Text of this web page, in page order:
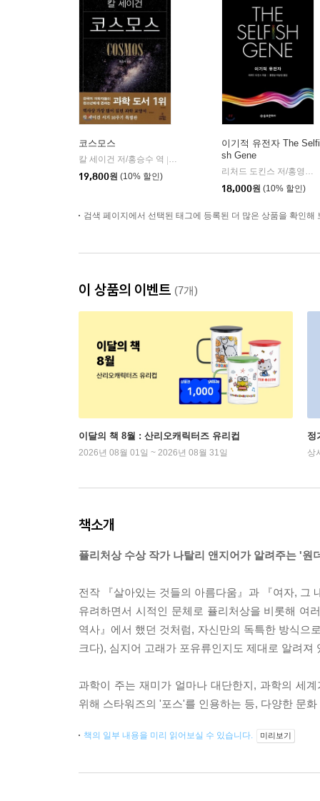
코스모스
칼 세이건 저/홍승수 역
사이언스북스
19,800원 (10% 할인)
이기적 유전자 The Selfi
sh Gene
리처드 도킨스 저/홍영남,이상임 공역
18,000원 (10% 할인)
검색 페이지에서 선택된 태그에 등록된 더 많은 상품을 확인해
이 상품의 이벤트 (7개)
이달의 책 8월 : 산리오캐릭터즈 유리컵
2026년 08월 01일 ~ 2026년 08월 31일
정
상
책소개
퓰리처상 수상 작가 나탈리 앤지어가 알려주는 '원
전작 『살아있는 것들의 아름다움』과 『여자, 그
유려하면서 시적인 문체로 퓰리처상을 비롯해 여
역사』에서 했던 것처럼, 자신만의 독특한 방식으
크다), 심지어 고래가 포유류인지도 제대로 알려
과학이 주는 재미가 얼마나 대단한지, 과학의 세
위해 스타워즈의 '포스'를 인용하는 등, 다양한 문
책의 일부 내용을 미리 읽어보실 수 있습니다. 미리보기